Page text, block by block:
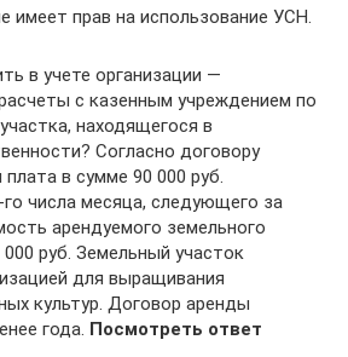
имеет прав на использование УСН.
в учете организации —
с казенным учреждением по
находящегося в
Согласно договору
в сумме 90 000 руб.
числа месяца, следующего за
арендуемого земельного
руб. Земельный участок
для выращивания
культур. Договор аренды
года. Посмотреть ответ